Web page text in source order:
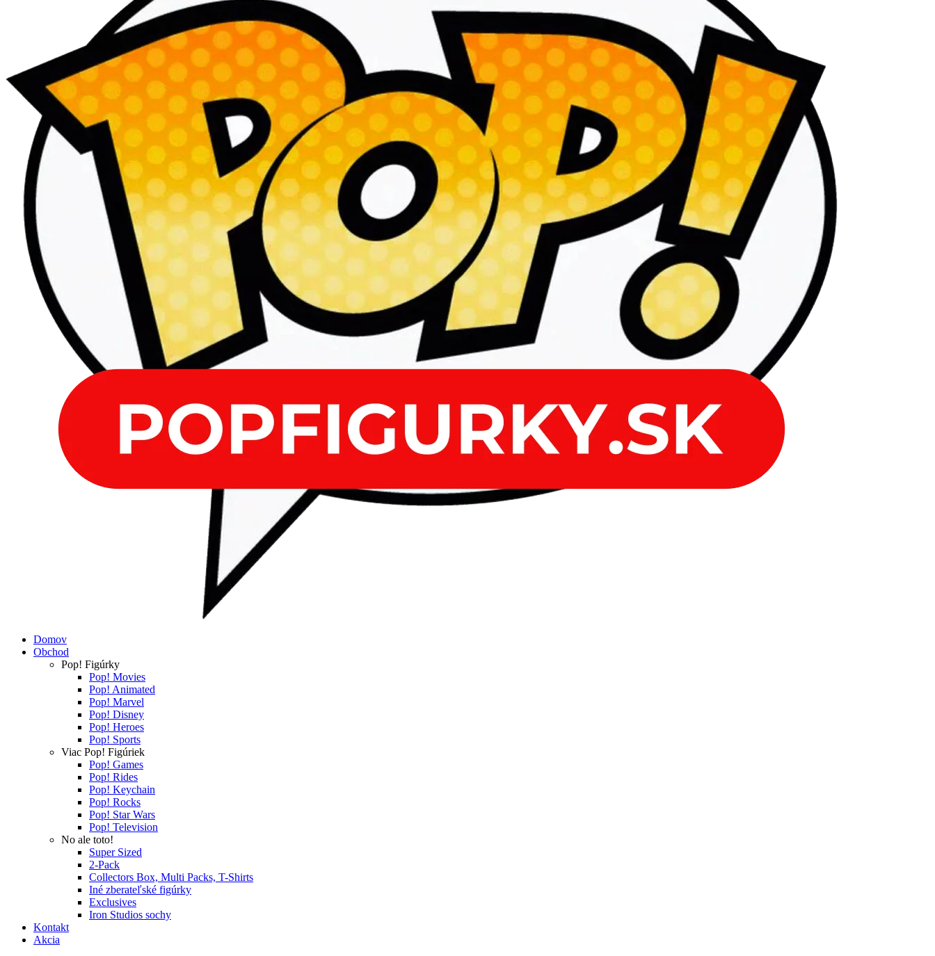
Domov
Obchod
Pop! Figúrky
Pop! Movies
Pop! Animated
Pop! Marvel
Pop! Disney
Pop! Heroes
Pop! Sports
Viac Pop! Figúriek
Pop! Games
Pop! Rides
Pop! Keychain
Pop! Rocks
Pop! Star Wars
Pop! Television
No ale toto!
Super Sized
2-Pack
Collectors Box, Multi Packs, T-Shirts
Iné zberateľské figúrky
Exclusives
Iron Studios sochy
Kontakt
Akcia